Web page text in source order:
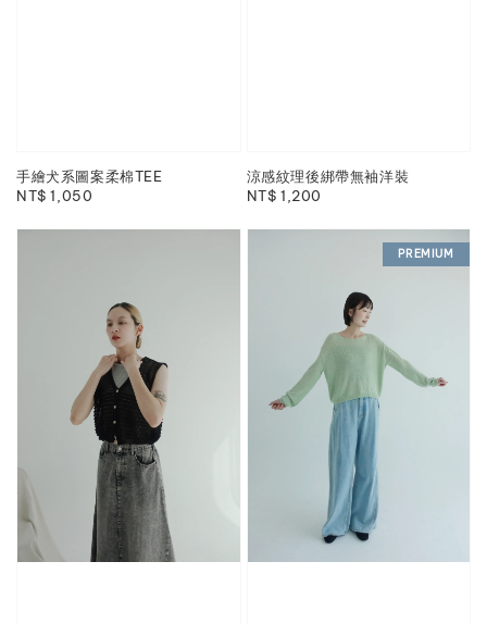
手繪犬系圖案柔棉TEE
Regular
NT$ 1,050
涼感紋理後綁帶無袖洋裝
Regular
NT$ 1,200
PREMIUM